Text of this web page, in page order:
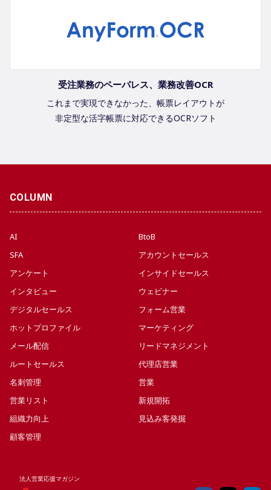
受注業務のペーパレス、業務改善OCR
これまで実現できなかった、帳票レイアウトが
非定型な活字帳票に対応できるOCRソフト
COLUMN
AI
BtoB
SFA
アカウントセールス
アンケート
インサイドセールス
インタビュー
ウェビナー
デジタルセールス
フォーム営業
ホットプロファイル
マーケティング
メール配信
リードマネジメント
ルートセールス
代理店営業
名刺管理
営業
営業リスト
新規開拓
組織力向上
見込み客発掘
顧客管理
法人営業応援マガジン